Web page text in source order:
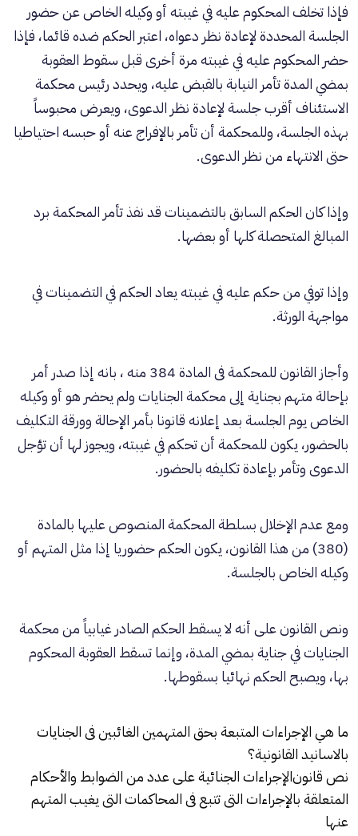
فإذا تخلف المحكوم عليه في غيبته أو وكيله الخاص عن حضور
الجلسة المحددة لإعادة نظر دعواه، اعتبر الحكم ضده قائما، فإذا
حضر المحكوم عليه في غيبته مرة أخرى قبل سقوط العقوبة
بمضي المدة تأمر النيابة بالقبض عليه، ويحدد رئيس محكمة
الاستئناف أقرب جلسة لإعادة نظر الدعوى، ويعرض محبوساً
بهذه الجلسة، وللمحكمة أن تأمر بالإفراج عنه أو حبسه احتياطيا
حتى الانتهاء من نظر الدعوى.
وإذا كان الحكم السابق بالتضمينات قد نفذ تأمر المحكمة برد
المبالغ المتحصلة كلها أو بعضها.
وإذا توفي من حكم عليه في غيبته يعاد الحكم في التضمينات في
مواجهة الورثة.
وأجاز القانون للمحكمة فى المادة 384 منه ، بانه إذا صدر أمر
بإحالة متهم بجناية إلى محكمة الجنايات ولم يحضر هو أو وكيله
الخاص يوم الجلسة بعد إعلانه قانونا بأمر الإحالة وورقة التكليف
بالحضور، يكون للمحكمة أن تحكم في غيبته، ويجوز لها أن تؤجل
الدعوى وتأمر بإعادة تكليفه بالحضور.
ومع عدم الإخلال بسلطة المحكمة المنصوص عليها بالمادة
(380) من هذا القانون، يكون الحكم حضوريا إذا مثل المتهم أو
وكيله الخاص بالجلسة.
ونص القانون على أنه لا يسقط الحكم الصادر غيابياً من محكمة
الجنايات في جناية بمضي المدة، وإنما تسقط العقوبة المحكوم
بها، ويصبح الحكم نهائيا بسقوطها.
ما هي الإجراءات المتبعة بحق المتهمين الغائبين فىالجنايات
بالاسانيد القانونية؟
نص قانونالإجراءات الجنائيةعلى عدد من الضوابط والأحكام
المتعلقة بالإجراءات التى تتبع فى المحاكمات التى يغيب المتهم
عنها